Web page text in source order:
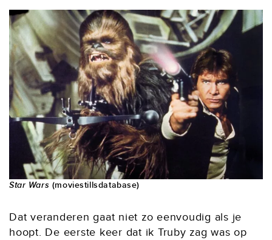
Star Wars (moviestillsdatabase)
Dat veranderen gaat niet zo eenvoudig als je
hoopt. De eerste keer dat ik Truby zag was op